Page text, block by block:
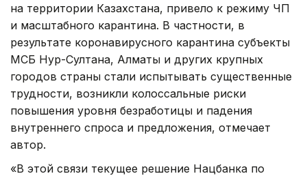
на территории Казахстана, привело к режиму ЧП
и масштабного карантина. В частности, в
результате коронавирусного карантина субъекты
МСБ Нур-Султана, Алматы и других крупных
городов страны стали испытывать существенные
трудности, возникли колоссальные риски
повышения уровня безработицы и падения
внутреннего спроса и предложения, отмечает
автор.
«В этой связи текущее решение Нацбанка по